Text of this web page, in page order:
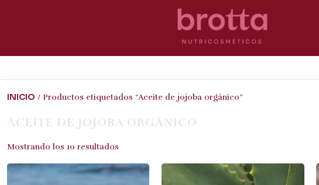
INICIO / Productos etiquetados “Aceite de jojoba orgánico”
ACEITE DE JOJOBA ORGÁNICO
Mostrando los 10 resultados